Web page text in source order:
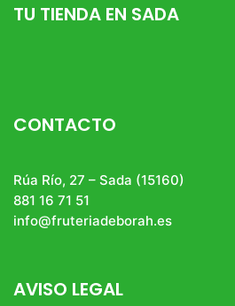
TU TIENDA EN SADA
CONTACTO
Rúa Río, 27 – Sada (15160)
881 16 71 51
info@fruteriadeborah.es
AVISO LEGAL